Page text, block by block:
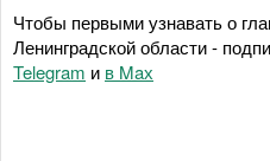
Чтобы первыми узнавать о
Ленинградской области -
Telegram и в Maх